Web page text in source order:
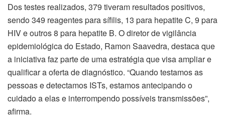
Dos testes realizados, 379 tiveram resultados positivos,
sendo 349 reagentes para sífilis, 13 para hepatite C, 9 para
HIV e outros 8 para hepatite B. O diretor de vigilância
epidemiológica do Estado, Ramon Saavedra, destaca que
a iniciativa faz parte de uma estratégia que visa ampliar e
qualificar a oferta de diagnóstico. “Quando testamos as
pessoas e detectamos ISTs, estamos antecipando o
cuidado a elas e interrompendo possíveis transmissões”,
afirma.